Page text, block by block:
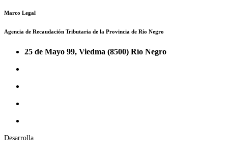
Marco Legal
Agencia de Recaudación Tributaria de la Provincia de Río Negro
25 de Mayo 99, Viedma (8500) Río Negro
Desarrolla